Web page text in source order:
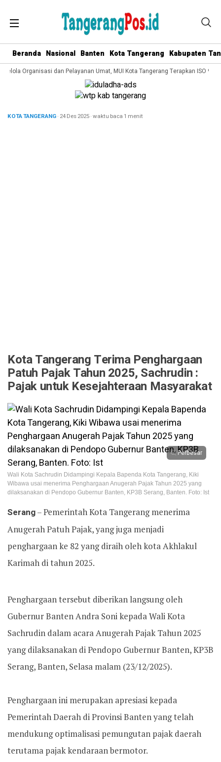
Beranda Nasional Banten Kota Tangerang Kabupaten
Organisasi dan Pelayanan Umat, MUI Kota Tangerang Terapkan ISO
KOTA TANGERANG· 24 Des 2025·waktu baca 1 menit
Kota Tangerang Terima Penghargaan
Patuh Pajak Tahun 2025, Sachrudin :
Pajak untuk Kesejahteraan Masyarakat
Perbesar
Wali Kota Sachrudin Didampingi Kepala Bapenda Kota Tangerang, Kiki
Wibawa usai menerima Penghargaan Anugerah Pajak Tahun 2025 yang
dilaksanakan di Pendopo Gubernur Banten, KP3B Serang, Banten. Foto: Ist
Serang– Pemerintah Kota Tangerang menerima
Anugerah Patuh Pajak, yang juga menjadi
penghargaan ke 82 yang diraih oleh kota Akhlakul
Karimah di tahun 2025.
‎Penghargaan tersebut diberikan langsung oleh
Gubernur Banten Andra Soni kepada Wali Kota
Sachrudin dalam acara Anugerah Pajak Tahun 2025
yang dilaksanakan di Pendopo Gubernur Banten, KP3B
Serang, Banten, Selasa malam (23/12/2025).
‎Penghargaan ini merupakan apresiasi kepada
Pemerintah Daerah di Provinsi Banten yang telah
mendukung optimalisasi pemungutan pajak daerah
terutama pajak kendaraan bermotor.